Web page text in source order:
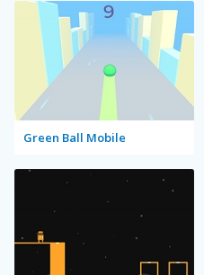
Green Ball Mobile